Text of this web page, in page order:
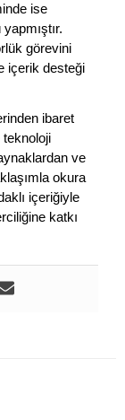
ise
görevini
içerik desteği
ibaret
teknoloji
ve
okura
içeriğiyle
katkı